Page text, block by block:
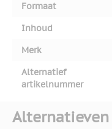
Formaat
Inhoud
Merk
Alternatief
artikelnummer
Alternatieven